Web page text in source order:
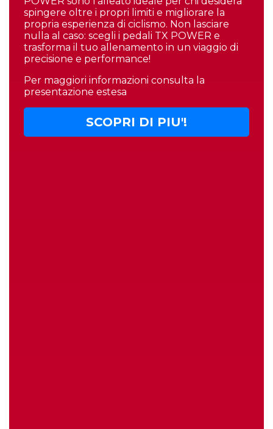
spingere oltre i propri limiti e migliorare la
propria esperienza di ciclismo. Non lasciare
nulla al caso: scegli i pedali TX POWER e
trasforma il tuo allenamento in un viaggio di
precisione e performance!
Per maggiori informazioni consulta la
presentazione estesa
SCOPRI DI PIU'!